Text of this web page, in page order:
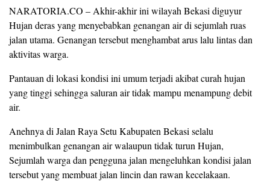
NARATORIA.CO – Akhir-akhir ini wilayah Bekasi diguyur
Hujan deras yang menyebabkan genangan air di sejumlah ruas
jalan utama. Genangan tersebut menghambat arus lalu lintas dan
aktivitas warga.
Pantauan di lokasi kondisi ini umum terjadi akibat curah hujan
yang tinggi sehingga saluran air tidak mampu menampung debit
air.
Anehnya di Jalan Raya Setu Kabupaten Bekasi selalu
menimbulkan genangan air walaupun tidak turun Hujan,
Sejumlah warga dan pengguna jalan mengeluhkan kondisi jalan
tersebut yang membuat jalan lincin dan rawan kecelakaan.